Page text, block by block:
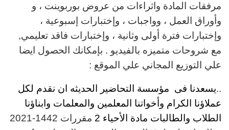
مرفقات المادة واثراءات من عروض بوربوينت ، و
وأوراق العمل ، وواجبات ، وإختبارات إسبوعية ،
وإختبارات فترة أولى وثانية ، وإختبارات فاقد تعليمي,
مع شروحات متميزه بالفيديو . بإمكانك الحصول ايضا
علي التوزيع المجاني علي الموقع :
..يسعدنا فى مؤسسة التحاضير الحديثه ان نقدم لكل
عملاؤنا الكرام وأخواتنا المعلمين والمعلمات وابناؤنا
الطلاب والطالبات مادة
الأحياء 2 مقررات
1442-2021